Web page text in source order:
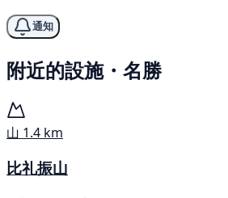
通知
附近的設施・名勝
山 1.4 km
比礼振山